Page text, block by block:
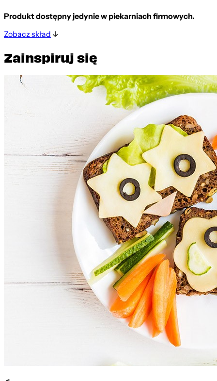
Produkt dostępny jedynie w piekarniach firmowych.
Zobacz skład
Zainspiruj się